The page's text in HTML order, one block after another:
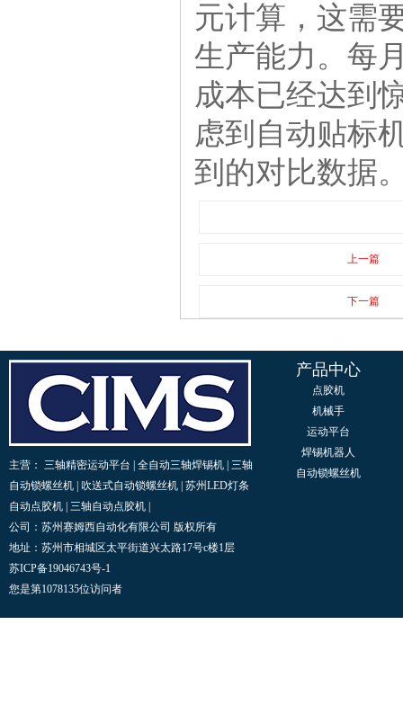
元计算，这需
生产能力。每
成本已经达到
虑到自动贴标
到的对比数据
上一篇
下一篇
主营： 三轴精密运动平台 全自动三轴焊锡机 三轴
自动锁螺丝机
吹送式自动锁螺丝机 苏州LED灯条
自动点胶机 三轴自动点胶机
公司：苏州赛姆西自动化有限公司 版权所有
地址：苏州市相城区太平街道兴太路17号c楼1层
苏ICP备19046743号-1
您是第1078135位访问者
产品中心
点胶机
机械手
运动平台
焊锡机器人
自动锁螺丝机